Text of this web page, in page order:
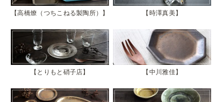
高橋燎（つちこねる製陶所） 時澤真美
とりもと硝子店 中川雅佳